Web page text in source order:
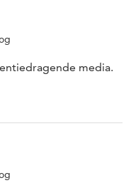
media.